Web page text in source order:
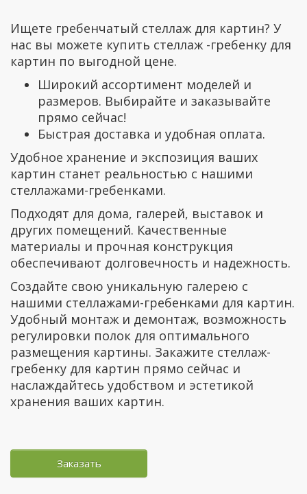
Ищете гребенчатый стеллаж для картин? У
нас вы можете купить стеллаж -гребенку для
картин по выгодной цене.
Широкий ассортимент моделей и
размеров. Выбирайте и заказывайте
прямо сейчас!
Быстрая доставка и удобная оплата.
Удобное хранение и экспозиция ваших
картин станет реальностью с нашими
стеллажами-гребенками.
Подходят для дома, галерей, выставок и
других помещений. Качественные
материалы и прочная конструкция
обеспечивают долговечность и надежность.
Создайте свою уникальную галерею с
нашими стеллажами-гребенками для картин.
Удобный монтаж и демонтаж, возможность
регулировки полок для оптимального
размещения картины. Закажите стеллаж-
гребенку для картин прямо сейчас и
наслаждайтесь удобством и эстетикой
хранения ваших картин.
Заказать